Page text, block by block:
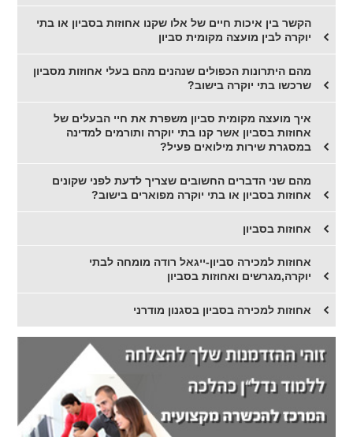
הקשר בין איכות חיים של אלו שקנו אחוזות בסביון או בתי
יוקרה לבין מועצה מקומית סביון
מהם היתרונות הכפולים שנהנים מהם בעלי אחוזות מסביון
שרכשו בתי יוקרה בישוב?
איך מועצה מקומית סביון משפרת את חיי הבעלים של
אחוזות בסביון אשר קנו בתי יוקרה ותורמים למדינה
במסגרת שירות מילואים פעיל?
מהם שני הדברים החשובים שצריך לדעת לפני שקונים
אחוזות בסביון או בתי יוקרה מפוארים בישוב?
אחוזות בסביון
אחוזות למכירה סביון-ייגאל רודה מומחה לבתי
יוקרה,מגרשים ואחוזות בסביון
אחוזות למכירה בסביון בסגנון מודרני